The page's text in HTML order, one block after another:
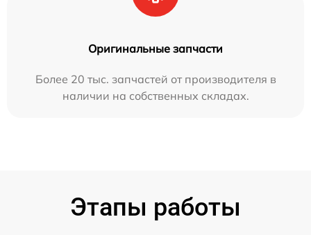
Оригинальные запчасти
Более 20 тыс. запчастей от производителя в
наличии на собственных складах.
Этапы работы